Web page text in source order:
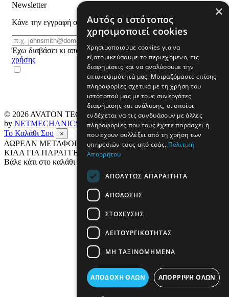
Newsletter
Κάνε την εγγραφή σου και μάθε για προϊόντα και προσφορές
Email
Έχω διαβάσει κι αποδέχομαι τουςόρους
χρήσης
© 2026 AVATON TECH All rights reserved Designed & developed
by NETMECHANICS
Το Καλάθι Σου
×
ΔΩΡΕΑΝ ΜΕΤΑΦΟΡΙΚΑ ΣΕ ΟΛΗ ΤΗΝ ΕΛΛΑΔΑ ΕΩΣ 4
ΚΙΛΑ ΓΙΑ ΠΑΡΑΓΓΕΛΙΕΣ ΑΝΩ ΤΩΝ 69€
Βάλε κάτι στο καλάθι σου
×
Αυτός ο ιστότοπος
χρησιμοποιεί cookies
Χρησιμοποιούμε cookies για να
εξατομικεύσουμε το περιεχόμενο, τις
διαφημίσεις και να αναλύσουμε την
επισκεψιμότητά μας. Μοιραζόμαστε επίσης
πληροφορίες σχετικά με τη χρήση του
ιστότοπού μας με τους συνεργάτες
διαφήμισης και ανάλυσης, οι οποίοι
ενδέχεται να τις συνδυάσουν με άλλες
πληροφορίες που τους έχετε παράσχει ή
που έχουν συλλέξει από τη χρήση των
υπηρεσιών τους από εσάς. Πολιτική
Απορρήτου
ΑΠΟΛΎΤΩΣ ΑΠΑΡΑΊΤΗΤΑ
ΑΠΌΔΟΣΗΣ
ΣΤΌΧΕΥΣΗΣ
ΛΕΙΤΟΥΡΓΙΚΌΤΗΤΑΣ
ΜΗ ΤΑΞΙΝΟΜΗΜΈΝΑ
ΑΠΟΔΟΧΉ ΌΛΩΝ ΑΠΌΡΡΙΨΗ ΌΛΩΝ